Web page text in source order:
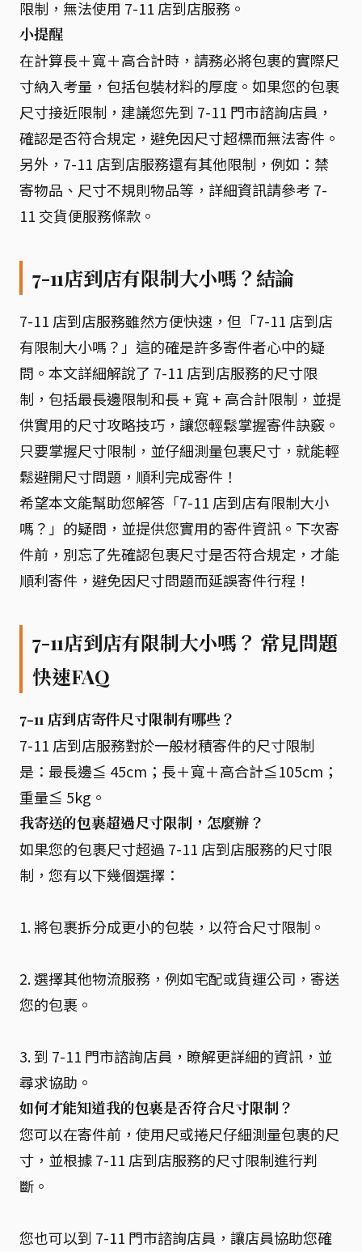
限制，無法使用 7-11 店到店服務。
小提醒
在計算長＋寬＋高合計時，請務必將包裹的實際尺
寸納入考量，包括包裝材料的厚度。如果您的包裹
尺寸接近限制，建議您先到 7-11 門市諮詢店員，
確認是否符合規定，避免因尺寸超標而無法寄件。
另外，7-11 店到店服務還有其他限制，例如：禁
寄物品、尺寸不規則物品等，詳細資訊請參考 7-
11 交貨便服務條款。
7-11店到店有限制大小嗎？結論
7-11 店到店服務雖然方便快速，但「7-11 店到店
有限制大小嗎？」這的確是許多寄件者心中的疑
問。本文詳細解說了 7-11 店到店服務的尺寸限
制，包括最長邊限制和長 + 寬 + 高合計限制，並提
供實用的尺寸攻略技巧，讓您輕鬆掌握寄件訣竅。
只要掌握尺寸限制，並仔細測量包裹尺寸，就能輕
鬆避開尺寸問題，順利完成寄件！
希望本文能幫助您解答「7-11 店到店有限制大小
嗎？」的疑問，並提供您實用的寄件資訊。下次寄
件前，別忘了先確認包裹尺寸是否符合規定，才能
順利寄件，避免因尺寸問題而延誤寄件行程！
7-11店到店有限制大小嗎？ 常見問題
快速FAQ
7-11 店到店寄件尺寸限制有哪些？
7-11 店到店服務對於一般材積寄件的尺寸限制
是：最長邊≦ 45cm；長＋寬＋高合計≦105cm；
重量≦ 5kg。
我寄送的包裹超過尺寸限制，怎麼辦？
如果您的包裹尺寸超過 7-11 店到店服務的尺寸限
制，您有以下幾個選擇：
1. 將包裹拆分成更小的包裝，以符合尺寸限制。
2. 選擇其他物流服務，例如宅配或貨運公司，寄送
您的包裹。
3. 到 7-11 門市諮詢店員，瞭解更詳細的資訊，並
尋求協助。
如何才能知道我的包裹是否符合尺寸限制？
您可以在寄件前，使用尺或捲尺仔細測量包裹的尺
寸，並根據 7-11 店到店服務的尺寸限制進行判
斷。
您也可以到 7-11 門市諮詢店員，讓店員協助您確